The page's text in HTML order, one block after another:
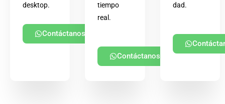
desktop.
Contáctanos
tiempo
real.
Contáctanos
dad.